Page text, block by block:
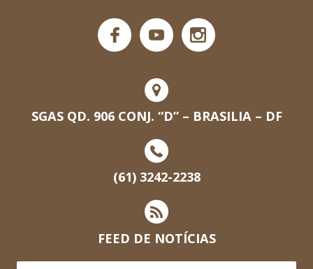
SGAS QD. 906 CONJ. “D” – BRASILIA – DF
(61) 3242-2238
FEED DE NOTÍCIAS